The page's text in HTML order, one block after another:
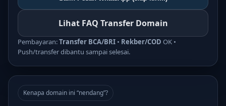
Lihat FAQ Transfer Domain
Pembayaran:Transfer BCA/BRI • Rekber/COD OK •
Push/transfer dibantu sampai selesai.
Kenapa domain ini “nendang”?